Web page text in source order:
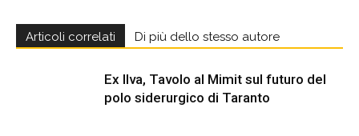
Articoli correlati Di più dello stesso autore
Ex Ilva, Tavolo al Mimit sul futuro del
polo siderurgico di Taranto